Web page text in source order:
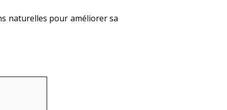
naturelles pour améliorer sa